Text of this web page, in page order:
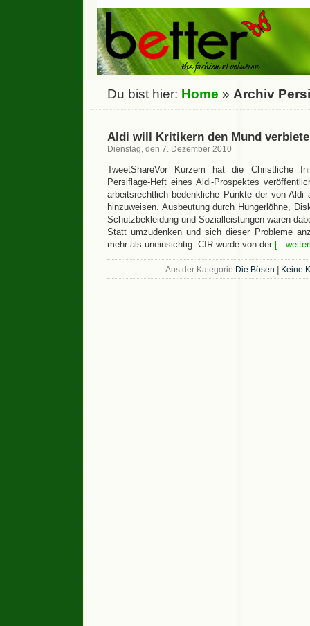
Du bist hier: Home » Archiv
Aldi will Kritikern den Mund
Dienstag, den 7. Dezember 2010
TweetShareVor Kurzem hat die Christliche
Persiflage-Heft eines Aldi-Prospektes
arbeitsrechtlich bedenkliche Punkte der von Aldi
hinzuweisen. Ausbeutung durch Hungerlöhne,
Schutzbekleidung und Sozialleistungen waren
Statt umzudenken und sich dieser Probleme
mehr als uneinsichtig: CIR wurde von der
Aus der Kategorie Die Bösen Keine